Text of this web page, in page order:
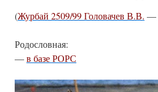
(Журбай 2509/99 Головачев В.В. —
Родословная:
—в базе РОРС